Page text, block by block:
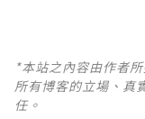
*本站之內容由作者
所有博客的立場、真
任。